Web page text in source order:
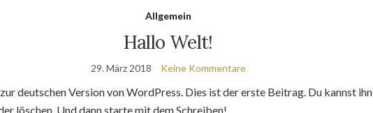
Allgemein
Hallo Welt!
29. März 2018 Keine Kommentare
deutschen Version von WordPress. Dies ist der erste Beitrag. Du kannst ihn
löschen. Und dann starte mit dem Schreiben!